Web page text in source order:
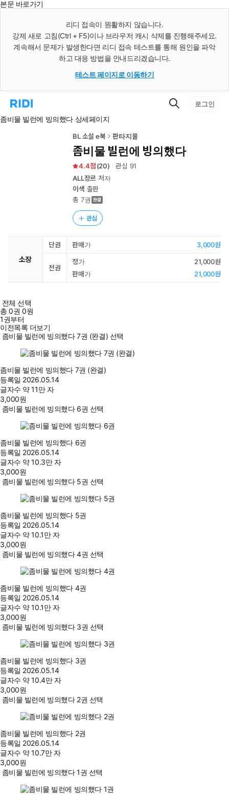
본문 바로가기
리디 접속이 원활하지 않습니다.
강제 새로 고침(Ctrl + F5)이나 브라우저 캐시 삭제를 진행해주세요.
계속해서 문제가 발생한다면 리디 접속 테스트를 통해 원인을 파악
하고 대응 방법을 안내드리겠습니다.
테스트 페이지로 이동하기
리
홈
검
로그인
좀비물 빌런에 빙의했다 상세페이지
BL 소설 e북 판타지물
좀비물 빌런에 빙의했다
4.4 (20) 관심 91
ALL장르 저자
이색 출판
총 7권
관심
소장
단권 판매가 3,000원
전권
정가
21,000원
판매가
21,000원
전체 선택
총0권 0원
1권부터
이전목록 더보기
좀비물 빌런에 빙의했다 7권 (완결) 선택
좀비물 빌런에 빙의했다 7권 (완결)
등록일 2026.05.14
글자수 약 11만 자
3,000원
좀비물 빌런에 빙의했다 6권 선택
좀비물 빌런에 빙의했다 6권
등록일 2026.05.14
글자수 약 10.3만 자
3,000원
좀비물 빌런에 빙의했다 5권 선택
좀비물 빌런에 빙의했다 5권
등록일 2026.05.14
글자수 약 10.1만 자
3,000원
좀비물 빌런에 빙의했다 4권 선택
좀비물 빌런에 빙의했다 4권
등록일 2026.05.14
글자수 약 10.1만 자
3,000원
좀비물 빌런에 빙의했다 3권 선택
좀비물 빌런에 빙의했다 3권
등록일 2026.05.14
글자수 약 10.4만 자
3,000원
좀비물 빌런에 빙의했다 2권 선택
좀비물 빌런에 빙의했다 2권
등록일 2026.05.14
글자수 약 10.7만 자
3,000원
좀비물 빌런에 빙의했다 1권 선택